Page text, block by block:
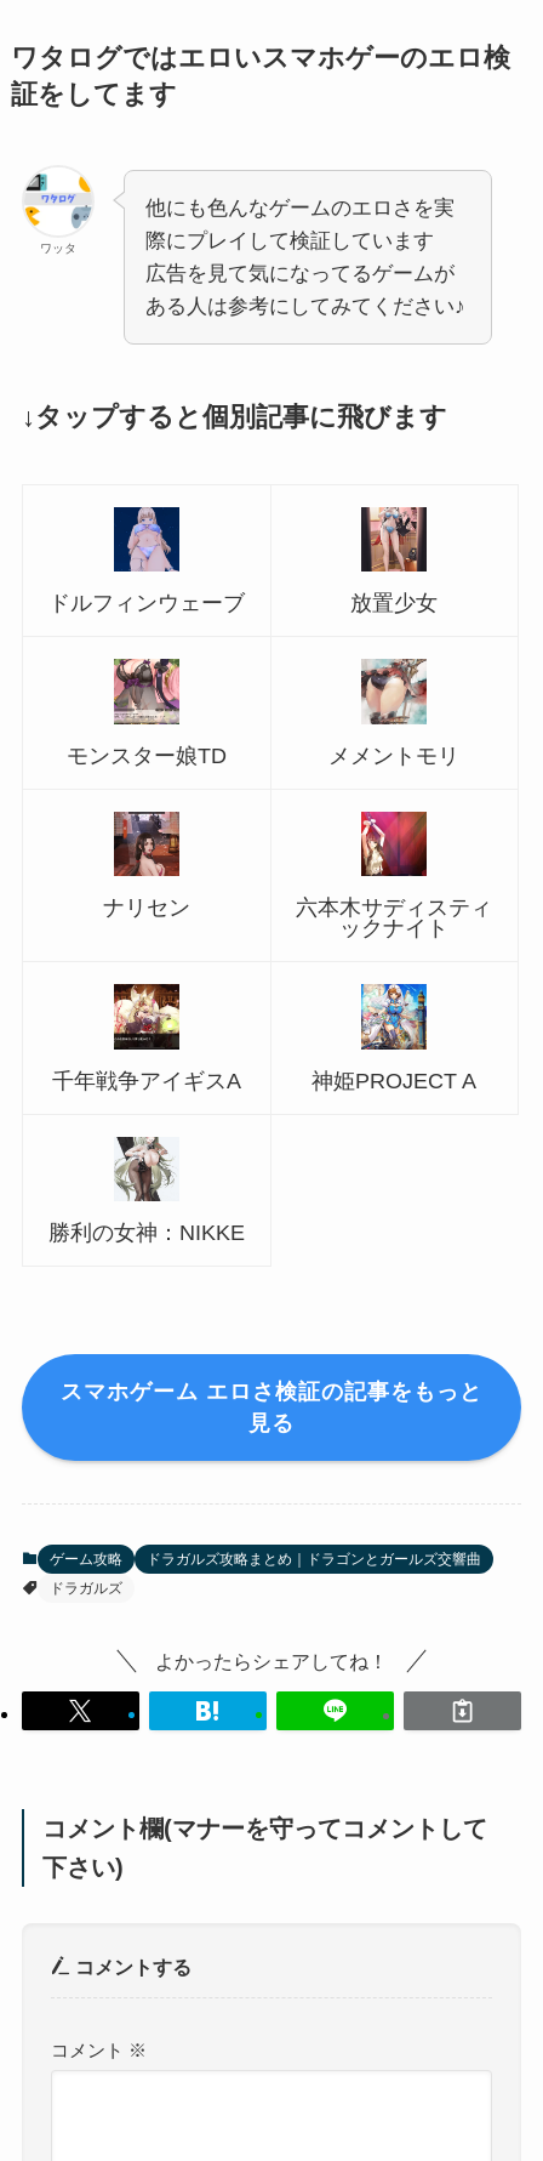
ワタログではエロいスマホゲーのエロ検
証をしてます
ワッタ
他にも色んなゲームのエロさを実
際にプレイして検証しています
広告を見て気になってるゲームが
ある人は参考にしてみてください♪
↓タップすると個別記事に飛びます
ドルフィンウェーブ 放置少女
モンスター娘TD メメントモリ
ナリセン
六本木サディスティ
ックナイト
千年戦争アイギスA 神姫PROJECT A
勝利の女神：NIKKE
スマホゲーム エロさ検証の記事をもっと
見る
ゲーム攻略
ドラガルズ攻略まとめ｜ドラゴンとガールズ交響曲
ドラガルズ
よかったらシェアしてね！
コメント欄(マナーを守ってコメントして
下さい)
コメントする
コメント ※